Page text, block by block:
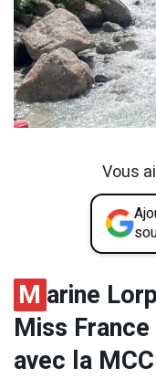
Vous
M arine
Miss
avec la MCC